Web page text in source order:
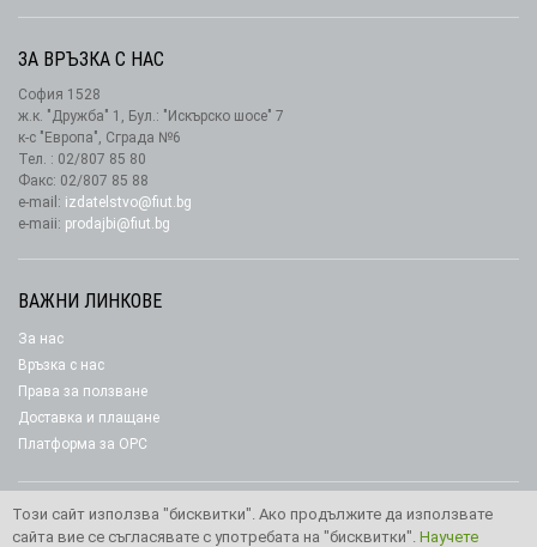
ЗА ВРЪЗКА С НАС
София 1528
ж.к. "Дружба" 1, Бул.: "Искърско шосе" 7
к-с "Европа", Сграда №6
Тел. : 02/807 85 80
Факс: 02/807 85 88
e-mail: izdatelstvo@fiut.bg
e-maii: prodajbi@fiut.bg
ВАЖНИ ЛИНКОВЕ
За нас
Връзка с нас
Права за ползване
Доставка и плащане
Платформа за ОРС
Този сайт използва "бисквитки". Ако продължите да използвате
сайта вие се съгласявате с употребата на "бисквитки". Научете